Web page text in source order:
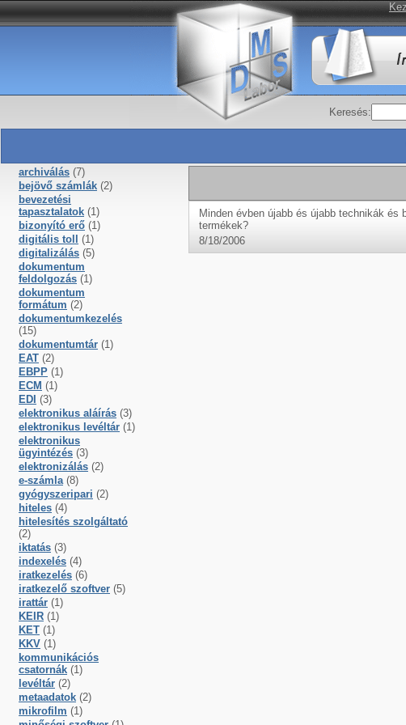
Keresés:
archiválás (7)
bejövő számlák (2)
bevezetési
tapasztalatok (1)
bizonyító erő (1)
digitális toll
(1)
digitalizálás (5)
dokumentum
feldolgozás (1)
dokumentum
formátum (2)
dokumentumkezelés
(15)
dokumentumtár (1)
EAT (2)
EBPP (1)
ECM (1)
EDI (3)
elektronikus aláírás (3)
elektronikus levéltár (1)
elektronikus
ügyintézés (3)
elektronizálás (2)
e-számla (8)
gyógyszeripari (2)
hiteles (4)
hitelesítés szolgáltató
(2)
iktatás (3)
indexelés (4)
iratkezelés (6)
iratkezelő szoftver (5)
irattár (1)
KEIR (1)
KET (1)
KKV (1)
kommunikációs
csatornák (1)
levéltár (2)
metaadatok (2)
mikrofilm (1)
Minden évben újabb és újabb technikák
termékek?
8/18/2006